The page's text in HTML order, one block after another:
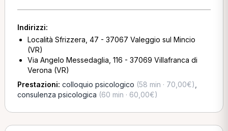
Indirizzi:
Località Sfrizzera, 47 - 37067 Valeggio sul Mincio
(VR)
Via Angelo Messedaglia, 116 - 37069 Villafranca di
Verona (VR)
Prestazioni: colloquio psicologico (58 min · 70,00€)
consulenza psicologica (60 min · 60,00€)